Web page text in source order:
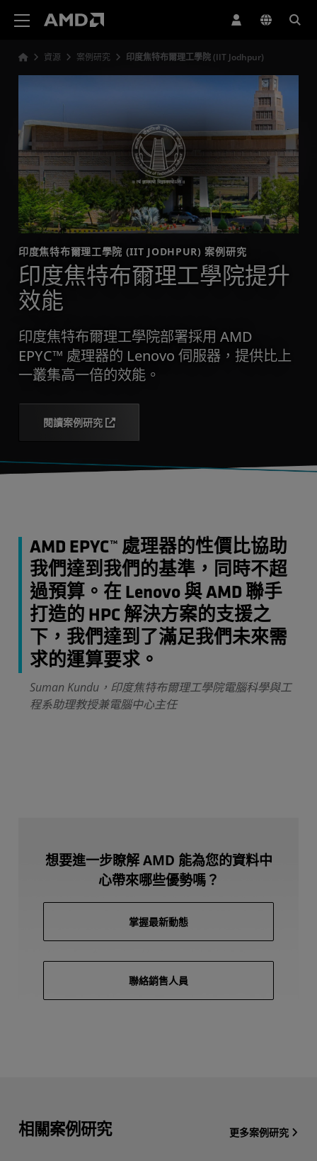
資源 案例研究 印度焦特布爾理工學院 (IIT Jodhpur)
印度焦特布爾理工學院 (IIT JODHPUR) 案例研究
印度焦特布爾理工學院提升
效能
印度焦特布爾理工學院部署採用 AMD
EPYC™ 處理器的 Lenovo 伺服器，提供比上
一叢集高一倍的效能。
閱讀案例研究
AMD EPYC™ 處理器的性價比協助
我們達到我們的基準，同時不超
過預算。在 Lenovo 與 AMD 聯手
打造的 HPC 解決方案的支援之
下，我們達到了滿足我們未來需
求的運算要求。
Suman Kundu，印度焦特布爾理工學院電腦科學與工
程系助理教授兼電腦中心主任
想要進一步瞭解 AMD 能為您的資料中
心帶來哪些優勢嗎？
掌握最新動態
聯絡銷售人員
相關案例研究 更多案例研究